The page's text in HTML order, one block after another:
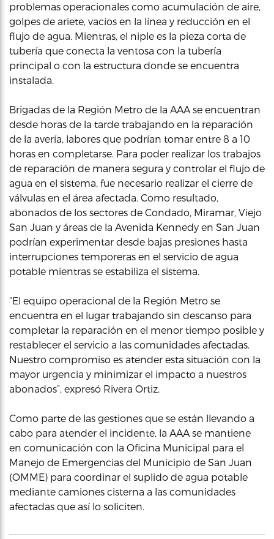
problemas operacionales como acumulación de aire,
golpes de ariete, vacíos en la línea y reducción en el
flujo de agua. Mientras, el niple es la pieza corta de
tubería que conecta la ventosa con la tubería
principal o con la estructura donde se encuentra
instalada.
Brigadas de la Región Metro de la AAA se encuentran
desde horas de la tarde trabajando en la reparación
de la avería, labores que podrían tomar entre 8 a 10
horas en completarse. Para poder realizar los trabajos
de reparación de manera segura y controlar el flujo de
agua en el sistema, fue necesario realizar el cierre de
válvulas en el área afectada. Como resultado,
abonados de los sectores de Condado, Miramar, Viejo
San Juan y áreas de la Avenida Kennedy en San Juan
podrían experimentar desde bajas presiones hasta
interrupciones temporeras en el servicio de agua
potable mientras se estabiliza el sistema.
“El equipo operacional de la Región Metro se
encuentra en el lugar trabajando sin descanso para
completar la reparación en el menor tiempo posible y
restablecer el servicio a las comunidades afectadas.
Nuestro compromiso es atender esta situación con la
mayor urgencia y minimizar el impacto a nuestros
abonados”, expresó Rivera Ortiz.
Como parte de las gestiones que se están llevando a
cabo para atender el incidente, la AAA se mantiene
en comunicación con la Oficina Municipal para el
Manejo de Emergencias del Municipio de San Juan
(OMME) para coordinar el suplido de agua potable
mediante camiones cisterna a las comunidades
afectadas que así lo soliciten.